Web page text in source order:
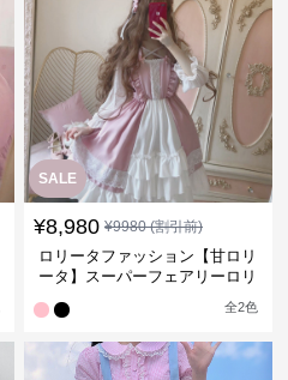
SALE
¥8,980 ¥9980(割引前)
ロリータファッション【甘ロリ
ータ】スーパーフェアリーロリ
全2色